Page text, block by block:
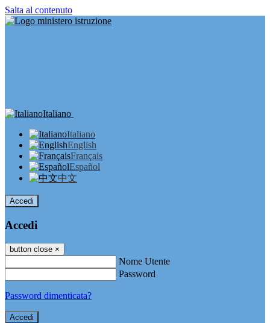
Salta al contenuto
Italiano
Italiano
English
Français
Español
中文
Accedi
Accedi
button close ×
Nome Utente
Password
Password dimenticata?